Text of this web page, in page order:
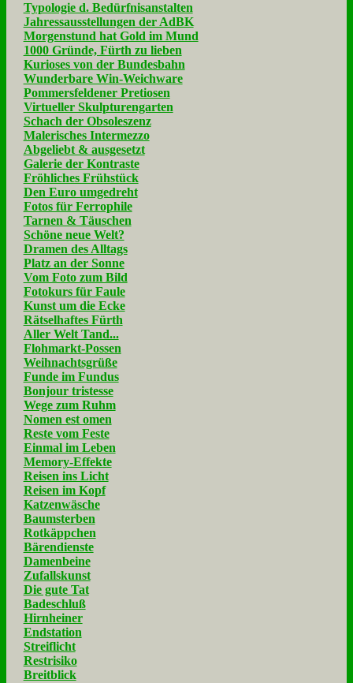
Typologie d. Bedürfnisanstalten
Jahressausstellungen der AdBK
Morgenstund hat Gold im Mund
1000 Gründe, Fürth zu lieben
Kurioses von der Bundesbahn
Wunderbare Win-Weichware
Pommersfeldener Pretiosen
Virtueller Skulpturengarten
Schach der Obsoleszenz
Malerisches Intermezzo
Abgeliebt & ausgesetzt
Galerie der Kontraste
Fröhliches Frühstück
Den Euro umgedreht
Fotos für Ferrophile
Tarnen & Täuschen
Schöne neue Welt?
Dramen des Alltags
Platz an der Sonne
Vom Foto zum Bild
Fotokurs für Faule
Kunst um die Ecke
Rätselhaftes Fürth
Aller Welt Tand...
Flohmarkt-Possen
Weihnachtsgrüße
Funde im Fundus
Bonjour tristesse
Wege zum Ruhm
Nomen est omen
Reste vom Feste
Einmal im Leben
Memory-Effekte
Reisen ins Licht
Reisen im Kopf
Katzenwäsche
Baumsterben
Rotkäppchen
Bärendienste
Damenbeine
Zufallskunst
Die gute Tat
Badeschluß
Hirnheiner
Endstation
Streiflicht
Restrisiko
Breitblick